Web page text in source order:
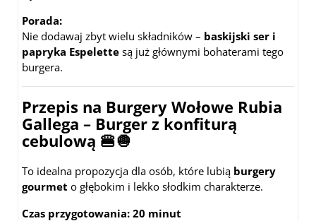
Porada:
Nie dodawaj zbyt wielu składników – baskijski ser i
papryka Espelette są już głównymi bohaterami tego
burgera.
Przepis na Burgery Wołowe Rubia
Gallega – Burger z konfiturą
cebulową 🍔🧅
To idealna propozycja dla osób, które lubią burgery
gourmet o głębokim i lekko słodkim charakterze.
Czas przygotowania: 20 minut